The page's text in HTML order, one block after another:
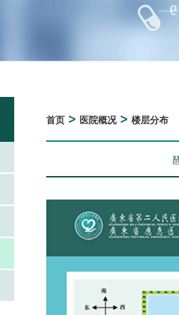
首页 > 医院概况 > 楼层分布